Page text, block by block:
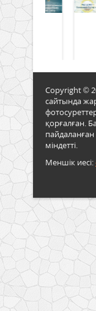
Copyright ©
сайтында
қорғалған.
міндетті.
Меншік иесі: